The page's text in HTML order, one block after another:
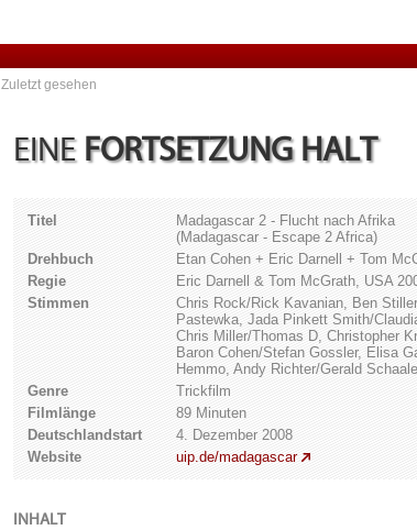
Zuletzt gesehen
EINEFORTSETZUNG HALT
Titel
Madagascar 2 - Flucht nach Afrika
(Madagascar - Escape 2 Africa)
Drehbuch
Etan Cohen + Eric Darnell + Tom
Regie
Eric Darnell & Tom McGrath, USA
Stimmen
Chris Rock/Rick Kavanian, Ben
Pastewka, Jada Pinkett Smith/
Chris Miller/Thomas D, Christopher
Baron Cohen/Stefan Gossler, Elisa
Hemmo, Andy Richter/Gerald
Genre
Trickfilm
Filmlänge
89 Minuten
Deutschlandstart
4. Dezember 2008
Website
uip.de/madagascar
INHALT